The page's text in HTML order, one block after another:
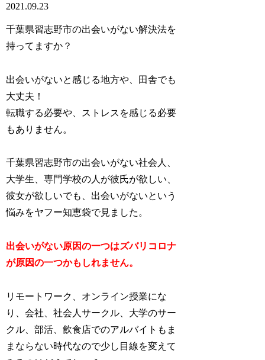
2021.09.23
千葉県習志野市の出会いがない解決法を
持ってますか？
出会いがないと感じる地方や、田舎でも
大丈夫！
転職する必要や、ストレスを感じる必要
もありません。
千葉県習志野市の出会いがない社会人、
大学生、専門学校の人が彼氏が欲しい、
彼女が欲しいでも、出会いがないという
悩みをヤフー知恵袋で見ました。
出会いがない原因の一つはズバリコロナ
が原因の一つかもしれません。
リモートワーク、オンライン授業にな
り、会社、社会人サークル、大学のサー
クル、部活、飲食店でのアルバイトもま
まならない時代なので少し目線を変えて